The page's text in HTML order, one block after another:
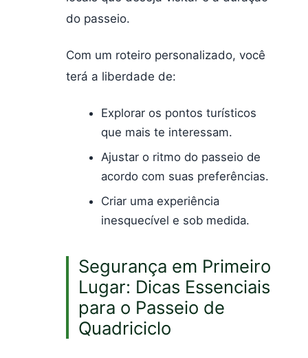
do passeio.
Com um roteiro personalizado, você
terá a liberdade de:
Explorar os pontos turísticos
que mais te interessam.
Ajustar o ritmo do passeio de
acordo com suas preferências.
Criar uma experiência
inesquecível e sob medida.
Segurança em Primeiro
Lugar: Dicas Essenciais
para o Passeio de
Quadriciclo